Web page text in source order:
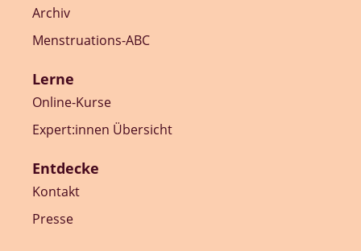
Archiv
Menstruations-ABC
Lerne
Online-Kurse
Expert:innen Übersicht
Entdecke
Kontakt
Presse